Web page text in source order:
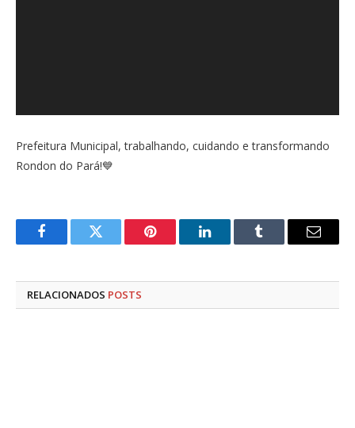
Prefeitura Municipal, trabalhando, cuidando e transformando
Rondon do Pará!💙
FacebookTwitter Pinterest LinkedInTumblr
E-
RELACIONADOS POSTS